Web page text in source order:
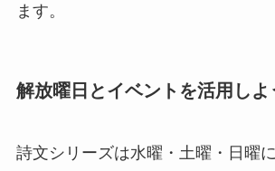
ます。
解放曜日とイベントを活用しよ
詩文シリーズは水曜・土曜・日曜